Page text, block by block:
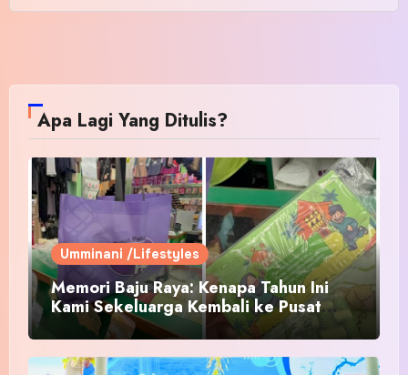
Apa Lagi Yang Ditulis?
Umminani /Lifestyles
Memori Baju Raya: Kenapa Tahun Ini
Kami Sekeluarga Kembali ke Pusat
Pakaian Hari-Hari?